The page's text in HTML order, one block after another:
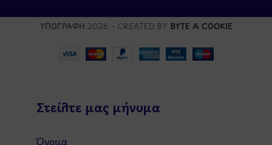
ΥΠΟΓΡΑΦΗ 2026 - CREATED BY BYTE A COOKIE
Στείλτε μας μήνυμα
Όνομα